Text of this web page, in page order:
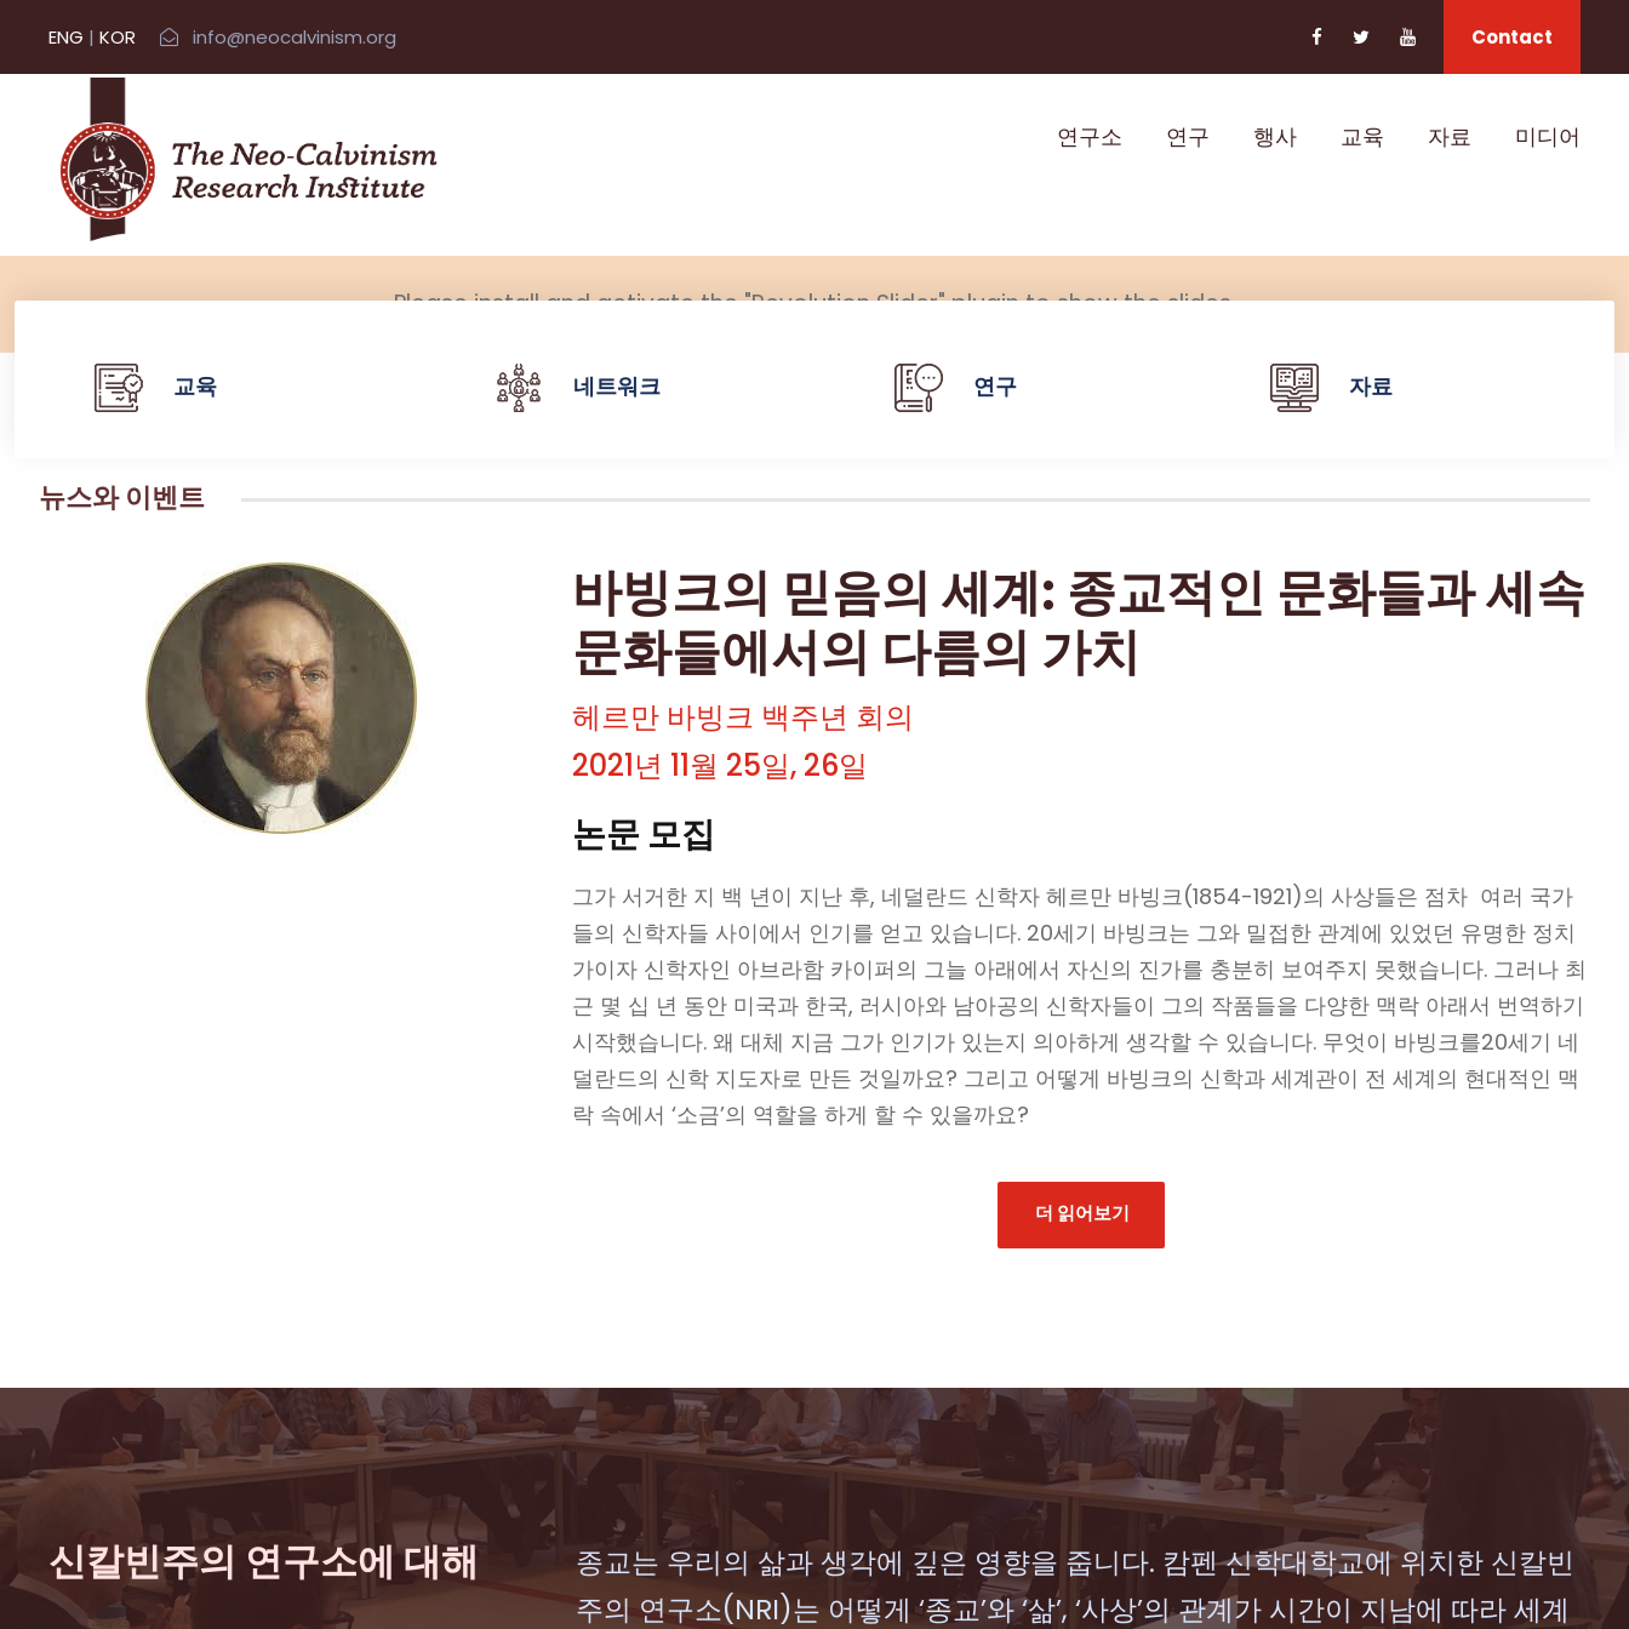
ENG | KOR info@neocalvinism.org Contact
연구소 연구 행사 교육 자료 미디어
Please install and activate the "Revolution Slider" plugin to show the slides.
교육 네트워크 연구 자료
뉴스와 이벤트
바빙크의 믿음의 세계: 종교적인 문화들과 세속
문화들에서의 다름의 가치
헤르만 바빙크 백주년 회의
2021년 11월 25일, 26일
논문 모집
그가 서거한 지 백 년이 지난 후, 네덜란드 신학자 헤르만 바빙크(1854-1921)의 사상들은 점차 여러 국가
들의 신학자들 사이에서 인기를 얻고 있습니다. 20세기 바빙크는 그와 밀접한 관계에 있었던 유명한 정치
가이자 신학자인 아브라함 카이퍼의 그늘 아래에서 자신의 진가를 충분히 보여주지 못했습니다. 그러나 최
근 몇 십 년 동안 미국과 한국, 러시아와 남아공의 신학자들이 그의 작품들을 다양한 맥락 아래서 번역하기
시작했습니다. 왜 대체 지금 그가 인기가 있는지 의아하게 생각할 수 있습니다. 무엇이 바빙크를20세기 네
덜란드의 신학 지도자로 만든 것일까요? 그리고 어떻게 바빙크의 신학과 세계관이 전 세계의 현대적인 맥
락 속에서 ‘소금’의 역할을 하게 할 수 있을까요?
더 읽어보기
신칼빈주의 연구소에 대해
종교는 우리의 삶과 생각에 깊은 영향을 줍니다. 캄펜 신학대학교에 위치한 신칼빈
주의 연구소(NRI)는 어떻게 ‘종교’와 ‘삶’, ‘사상’의 관계가 시간이 지남에 따라 세계